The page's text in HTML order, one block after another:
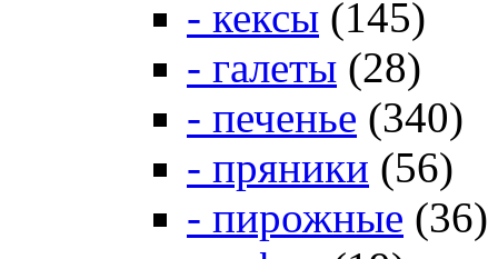
- кексы (145)
- галеты (28)
- печенье (340)
- пряники (56)
- пирожные (36)